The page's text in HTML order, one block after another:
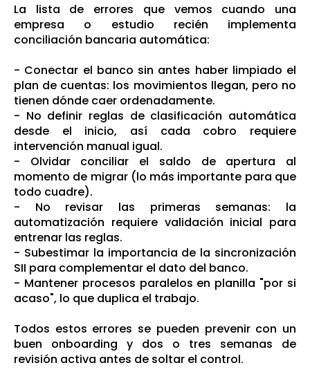
La lista de errores que vemos cuando una
empresa o estudio recién implementa
conciliación bancaria automática:
- Conectar el banco sin antes haber limpiado el
plan de cuentas: los movimientos llegan, pero no
tienen dónde caer ordenadamente.
- No definir reglas de clasificación automática
desde el inicio, así cada cobro requiere
intervención manual igual.
- Olvidar conciliar el saldo de apertura al
momento de migrar (lo más importante para que
todo cuadre).
- No revisar las primeras semanas: la
automatización requiere validación inicial para
entrenar las reglas.
- Subestimar la importancia de la sincronización
SII para complementar el dato del banco.
- Mantener procesos paralelos en planilla "por si
acaso", lo que duplica el trabajo.
Todos estos errores se pueden prevenir con un
buen onboarding y dos o tres semanas de
revisión activa antes de soltar el control.